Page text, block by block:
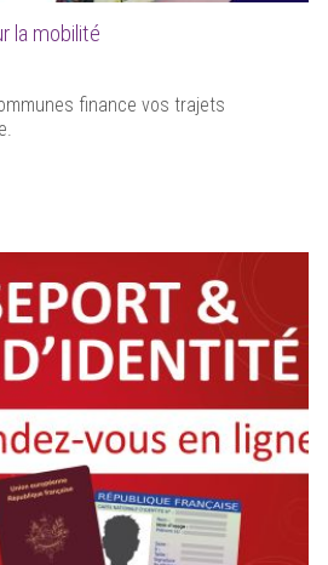
la mobilité
finance vos trajets